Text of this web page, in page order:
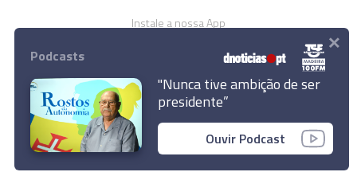
Instale a nossa App
© 2026 Empresa Diário de Notícias, Lda.
Todos os direitos reservados.
Podcasts
"Nunca tive ambição de ser
presidente”
Ouvir Podcast
×